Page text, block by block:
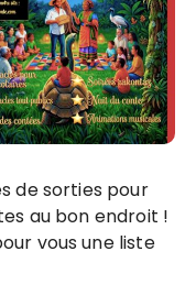
au bon endroit !
vous une liste